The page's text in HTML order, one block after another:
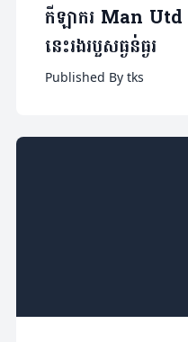
កីឡាករ Man
នេះរងរបួសធ្ងន់ធ្ងរ
Published By tks